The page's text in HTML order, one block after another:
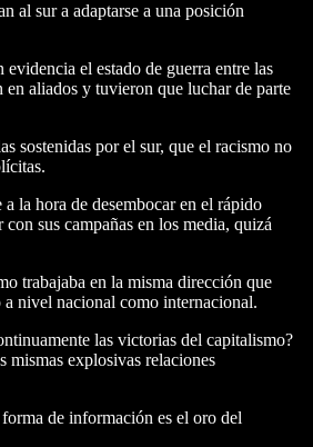
al sur a adaptarse a una posición
el estado de guerra entre las
aliados y tuvieron que luchar de parte
sostenidas por el sur, que el racismo no
la hora de desembocar en el rápido
sus campañas en los media, quizá
trabajaba en la misma dirección que
nivel nacional como internacional.
las victorias del capitalismo?
mismas explosivas relaciones
de información es el oro del